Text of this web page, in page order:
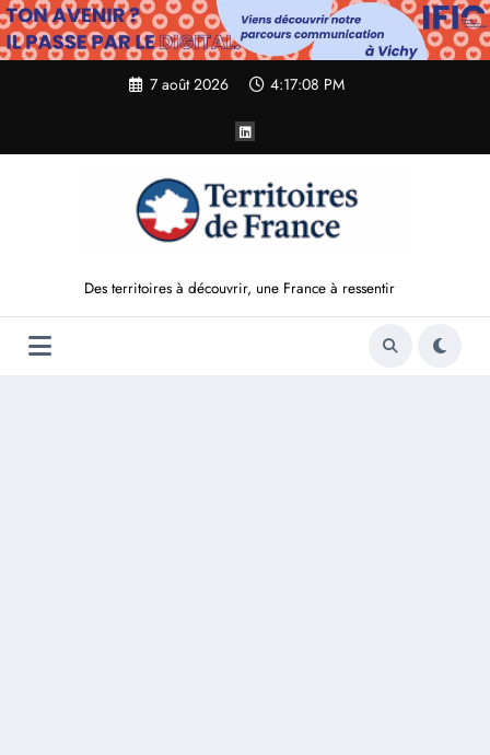
Aller
au
contenu
7 août 2026 4:17:09 PM
Des territoires à découvrir, une France à ressentir